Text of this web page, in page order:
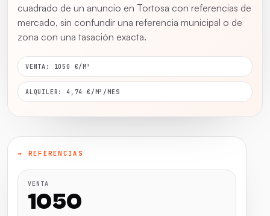
cuadrado de un anuncio en Tortosa con referencias de
mercado, sin confundir una referencia municipal o de
zona con una tasación exacta.
VENTA: 1050 €/M²
ALQUILER: 4,74 €/M²/MES
→ REFERENCIAS
VENTA
1050